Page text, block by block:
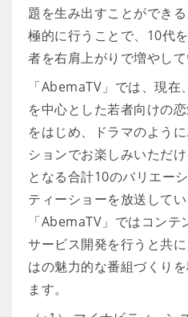
題を生み出すことができ
極的に行うことで、10代
者を右肩上がりで増やして
「AbemaTV」では、現
を中心とした若者向けの
をはじめ、ドラマのよう
ションでお楽しみいただ
となる合計10のバリエー
ティーショーを放送してい
「AbemaTV」ではコン
サービス開発を行うと共
はの魅力的な番組づくり
ます。